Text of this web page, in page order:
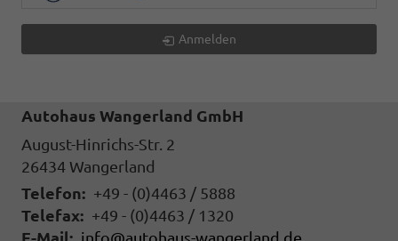
Anmelden
Autohaus Wangerland GmbH
August-Hinrichs-Str. 2
26434 Wangerland
Telefon: +49 - (0)4463 / 5888
Telefax: +49 - (0)4463 / 1320